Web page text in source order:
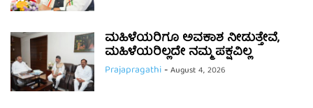
ಮಹಿಳೆಯರಿಗೂ ಅವಕಾಶ ನೀಡುತ್ತೇವೆ,
ಮಹಿಳೆಯರಿಲ್ಲದೇ ನಮ್ಮ ಪಕ್ಷವಿಲ್ಲ
Prajapragathi-August 4, 2026